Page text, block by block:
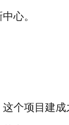
心。
个项目建